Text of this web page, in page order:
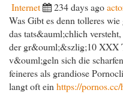
Internet 234 days ago
Was Gibt es denn tolleres
das tats&auml;chlich
der gr&ouml;&szlig;10 XXX
v&ouml;geln sich die
feineres als grandiose
langt oft ein https://